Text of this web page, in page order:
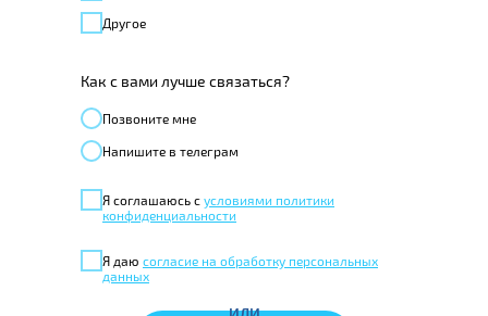
Другое
Как с вами лучше связаться?
Позвонитe мне
Напишите в телеграм
Я соглашаюсь с условиями политики
конфиденциальности
Я даю согласие на обработку персональных
данных